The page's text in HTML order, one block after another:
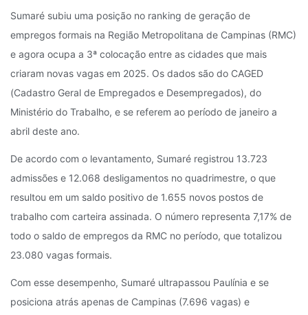
Sumaré subiu uma posição no ranking de geração de
empregos formais na Região Metropolitana de Campinas (RMC)
e agora ocupa a 3ª colocação entre as cidades que mais
criaram novas vagas em 2025. Os dados são do CAGED
(Cadastro Geral de Empregados e Desempregados), do
Ministério do Trabalho, e se referem ao período de janeiro a
abril deste ano.
De acordo com o levantamento, Sumaré registrou 13.723
admissões e 12.068 desligamentos no quadrimestre, o que
resultou em um saldo positivo de 1.655 novos postos de
trabalho com carteira assinada. O número representa 7,17% de
todo o saldo de empregos da RMC no período, que totalizou
23.080 vagas formais.
Com esse desempenho, Sumaré ultrapassou Paulínia e se
posiciona atrás apenas de Campinas (7.696 vagas) e